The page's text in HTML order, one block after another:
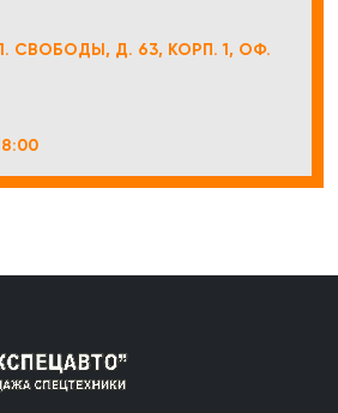
СВОБОДЫ, Д. 63, КОРП. 1, ОФ.